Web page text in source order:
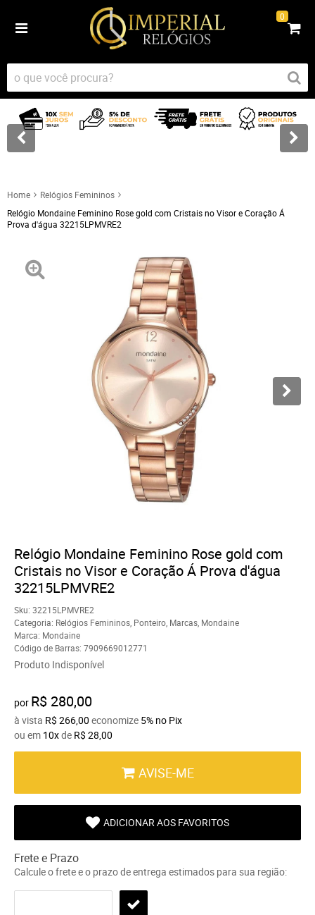
0
Home
Relógios Femininos
Relógio Mondaine Feminino Rose gold com Cristais no Visor e Coração Á
Prova d'água 32215LPMVRE2
Relógio Mondaine Feminino Rose gold com
Cristais no Visor e Coração Á Prova d'água
32215LPMVRE2
Sku: 32215LPMVRE2
Categoria: Relógios Femininos Ponteiro Marcas Mondaine
Marca: Mondaine
Código de Barras: 7909669012771
Produto Indisponível
por R$ 280,00
à vista R$ 266,00 economize 5% no Pix
ou em 10xde R$ 28,00
AVISE-ME
ADICIONAR AOS FAVORITOS
Frete e Prazo
Calcule o frete e o prazo de entrega estimados para sua região: